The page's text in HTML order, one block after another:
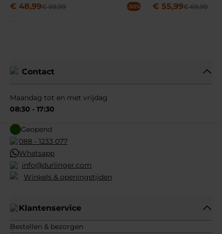
€ 48,99€ 69,99 -30% € 55,99€ 69,99
Contact
Maandag tot en met vrijdag
08:30 - 17:30
Geopend
088 - 1233 077
Whatsapp
info@durlinger.com
Winkels & openingstijden
Klantenservice
Bestellen & bezorgen